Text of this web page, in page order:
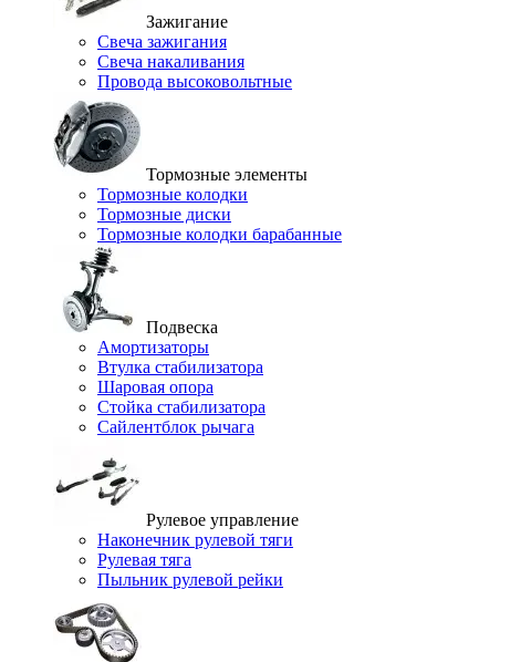
Зажигание
Свеча зажигания
Свеча накаливания
Провода высоковольтные
Тормозные элементы
Тормозные колодки
Тормозные диски
Тормозные колодки барабанные
Подвеска
Амортизаторы
Втулка стабилизатора
Шаровая опора
Стойка стабилизатора
Сайлентблок рычага
Рулевое управление
Наконечник рулевой тяги
Рулевая тяга
Пыльник рулевой рейки